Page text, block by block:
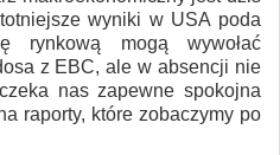
wyniki w USA poda
rynkową mogą wywołać
z EBC, ale w absencji nie
nas zapewne spokojna
raporty, które zobaczymy po